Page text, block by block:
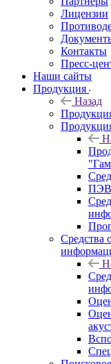
Лицензии
Контакты
Пресс-
Наши сайты
Продукция
Назад
Средства